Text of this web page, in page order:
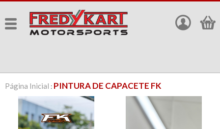
Página Inicial : PINTURA DE CAPACETE FK